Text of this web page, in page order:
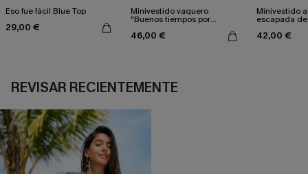
Eso fue fácil Blue Top
29,00 €
Minivestido vaquero
"Buenos tiempos por
46,00 €
Minivestido
escapada
42,00 €
REVISAR RECIENTEMENTE